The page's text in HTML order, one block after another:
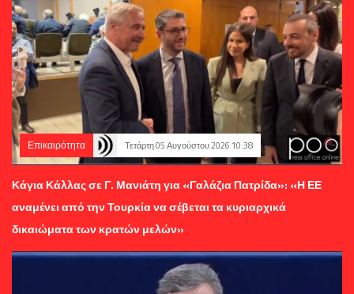
Επικαιρότητα Τετάρτη 05 Αυγούστου 2026 10:38
Κάγια Κάλλας σε Γ. Μανιάτη για «Γαλάζια Πατρίδα»: «Η ΕΕ
αναμένει από την Τουρκία να σέβεται τα κυριαρχικά
δικαιώματα των κρατών μελών»